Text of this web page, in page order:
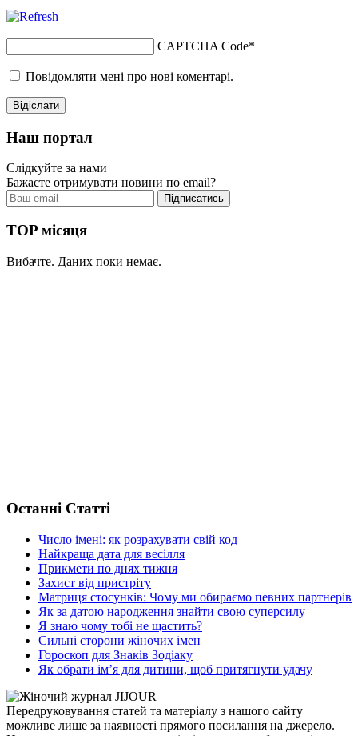
CAPTCHA Code*
Повідомляти мені про нові коментарі.
Наш портал
Слідкуйте за нами
Бажаєте отримувати новини по email?
TOP місяця
Вибачте. Даних поки немає.
Останні Статті
Число імені: як розрахувати свій код
Найкраща дата для весілля
Прикмети по днях тижня
Захист від пристріту
Матриця стосунків: Чому ми обираємо певних партнерів
Як за датою народження знайти свою суперсилу
Я знаю чому тобі не щастить?
Сильні сторони жіночих імен
Гороскоп для Знаків Зодіаку
Як обрати ім’я для дитини, щоб притягнути удачу
Передруковування статей та матеріалу з нашого сайту
можливе лише за наявності прямого посилання на джерело.